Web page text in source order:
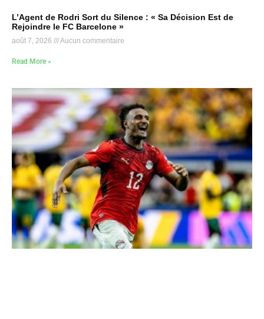
L’Agent de Rodri Sort du Silence : « Sa Décision Est de
Rejoindre le FC Barcelone »
août 7, 2026 Aucun commentaire
Read More »